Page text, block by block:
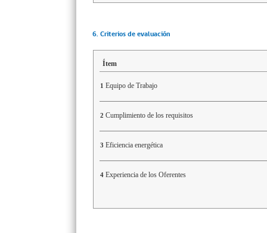
6. Criterios de evaluación
Ítem
1 Equipo de Trabajo
2 Cumplimiento de los requisitos
3 Eficiencia energética
4 Experiencia de los Oferentes